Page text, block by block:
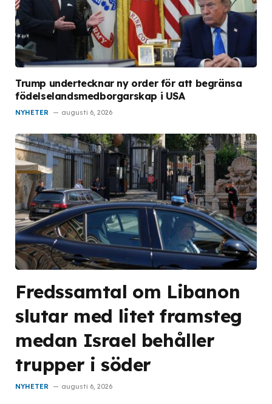
Trump undertecknar ny order för att begränsa
födelselandsmedborgarskap i USA
NYHETER augusti 6, 2026
Fredssamtal om Libanon
slutar med litet framsteg
medan Israel behåller
trupper i söder
NYHETER augusti 6, 2026